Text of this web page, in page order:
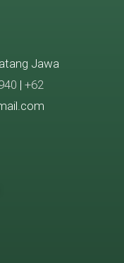
Jawa
| +62